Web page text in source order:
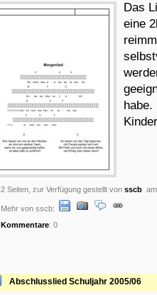
Das
eine
habe.
2 Seiten, zur Verfügung gestellt von sscb
Mehr von sscb:
Kommentare: 0
Abschlusslied Schuljahr 2005/06